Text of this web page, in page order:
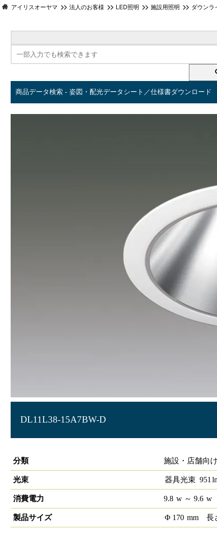
アイリスオーヤマ 法人のお客様 LED照明 施設用照明 ダウンラ
商品データ検索 - 姿図・配光データシート／仕様書ダウンロード
DL11L38-15A7BW-D
分類
施設・店舗向
光束 器具光束 951
消費電力 9.8 w～ 9.6 w
製品サイズ Φ 170 mm 長